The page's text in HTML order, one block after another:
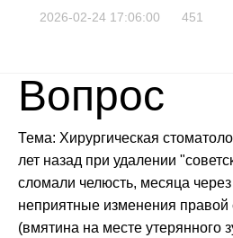
2026-02-24 17:06:00 451
Вопрос
Тема: Хирургическая
лет назад при удалении
сломали челюсть, месяца
неприятные изменения правой
(вмятина на месте утерянного